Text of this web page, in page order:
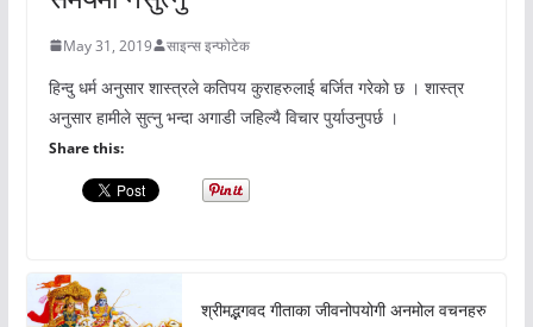
May 31, 2019 साइन्स इन्फोटेक
हिन्दु धर्म अनुसार शास्त्रले कतिपय कुराहरुलाई बर्जित गरेको छ । शास्त्र
अनुसार हामीले सुत्नु भन्दा अगाडी जहिल्यै विचार पुर्याउनुपर्छ ।
Share this:
श्रीमद्भगवद गीताका जीवनोपयोगी अनमोल वचनहरु